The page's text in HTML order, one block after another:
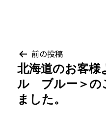
投
稿
ナ
前の投稿
北海道のお客様
ル ブルー＞の
ました。